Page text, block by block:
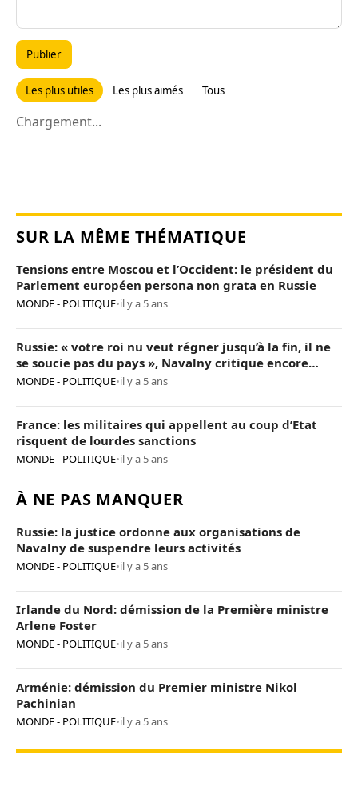
Publier
Les plus utiles Les plus aimés Tous
Chargement...
SUR LA MÊME THÉMATIQUE
Tensions entre Moscou et l’Occident: le président du
Parlement européen persona non grata en Russie
MONDE - POLITIQUE•il y a 5 ans
Russie: « votre roi nu veut régner jusqu’à la fin, il ne
se soucie pas du pays », Navalny critique encore
Poutine
MONDE - POLITIQUE•il y a 5 ans
France: les militaires qui appellent au coup d’Etat
risquent de lourdes sanctions
MONDE - POLITIQUE•il y a 5 ans
À NE PAS MANQUER
Russie: la justice ordonne aux organisations de
Navalny de suspendre leurs activités
MONDE - POLITIQUE•il y a 5 ans
Irlande du Nord: démission de la Première ministre
Arlene Foster
MONDE - POLITIQUE•il y a 5 ans
Arménie: démission du Premier ministre Nikol
Pachinian
MONDE - POLITIQUE•il y a 5 ans